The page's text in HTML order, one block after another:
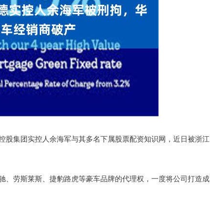
集团实控人余海军与其多名下属股票配资知识网，近日被浙江
劳斯莱斯、捷豹路虎等豪车品牌的代理权，一度将公司打造成